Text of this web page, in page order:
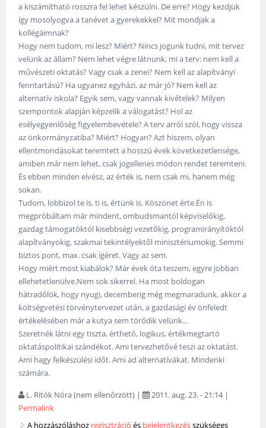
a kiszámítható rosszra fel lehet készülni. De erre? Hogy kezdjük
így mosolyogva a tanévet a gyerekekkel? Mit mondjak a
kollégáimnak?
Hogy nem tudom, mi lesz? Miért? Nincs jogunk tudni, mit tervez
velünk az állam? Nem lehet végre látnunk, mi a terv: nem kell a
művészeti oktatás? Vagy csak a zenei? Nem kell az alapítványi
fenntartású? Ha ugyanez egyházi, az már jó? Nem kell az
alternatív iskola? Egyik sem, vagy vannak kivételek? Milyen
szempontok alapján képzelik a válogatást? Hol az
esélyegyenlőség figyelembevétele? A terv arról szól, hogy vissza
az önkormányzatiba? Miért? Hogyan? Azt hiszem, olyan
ellentmondásokat teremtett a hosszú évek következetlensége,
amiben már nem lehet, csak jogellenes módon rendet teremteni.
És ebben minden elvész, az érték is, nem csak mi, hanem még
sokan.
Tudom, lobbizol te is, ti is, értünk is. Köszönet érte.Én is
megpróbáltam már mindent, ombudsmantól képviselőkig,
gazdag támogatóktól kisebbségi vezetőkig, programirányítóktól
alapítványokig, szakmai tekintélyektől minisztériumokig. Semmi
biztos pont, max. csak ígéret. Vagy az sem.
Hogy miért most kiabálok? Már évek óta teszem, egyre jobban
ellehetetlenülve.Nem sok sikerrel. Ha most boldogan
hátradőlök, hogy nyugi, decemberig még megmaradunk, akkor a
költségvetési törvénytervezet után, a gazdasági év önfeledt
értékelésében már a kutya sem törődik velünk...
Szeretnék látni egy tiszta, érthető, logikus, értékmegtartó
oktatáspolitikai szándékot. Ami tervezhetővé teszi az oktatást.
Ami hagy felkészülési időt. Ami ad alternatívákat. Mindenki
számára.
L. Ritók Nóra (nem ellenőrzött) | 2011. aug. 23. - 21:14|
Permalink
A hozzászóláshoz regisztráció és bejelentkezésszükséges